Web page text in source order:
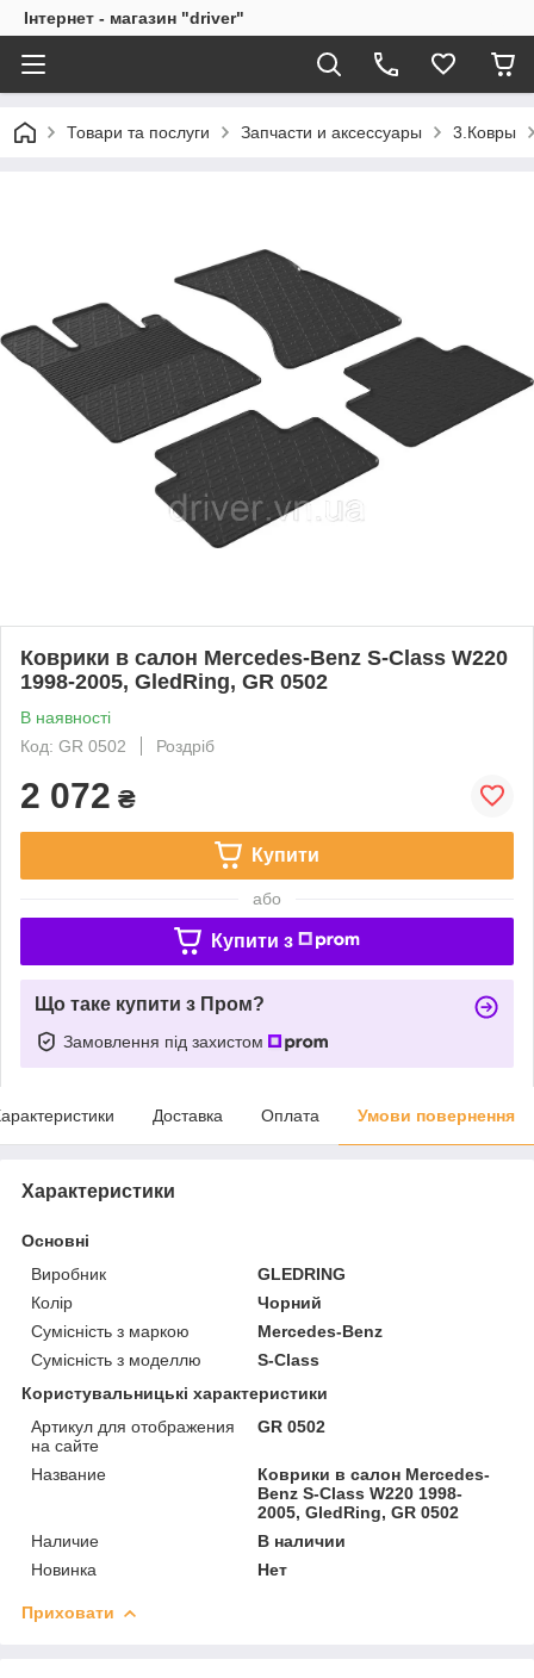
Інтернет - магазин "driver"
Товари та послуги Запчасти и аксессуары 3.Ковры
Коврики в салон Mercedes-Benz S-Class W220
1998-2005, GledRing, GR 0502
В наявності
Код: GR 0502
Роздріб
2 072 ₴
Купити
або
Купити з
Що таке купити з Пром?
Замовлення під захистом
Доставка Оплата Умови повернення
Характеристики
Основні
Виробник
GLEDRING
Колір
Чорний
Сумісність з маркою
Mercedes-Benz
Сумісність з моделлю
S-Class
Користувальницькі характеристики
Артикул для отображения
на сайте
GR 0502
Название
Коврики в салон Mercedes-
Benz S-Class W220 1998-
2005, GledRing, GR 0502
Наличие
В наличии
Новинка
Нет
Приховати